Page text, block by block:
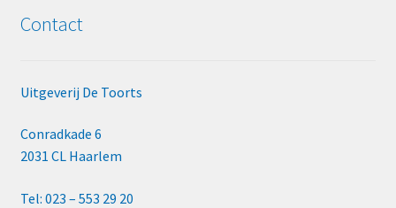
Contact
Uitgeverij De Toorts
Conradkade 6
2031 CL Haarlem
Tel: 023 – 553 29 20